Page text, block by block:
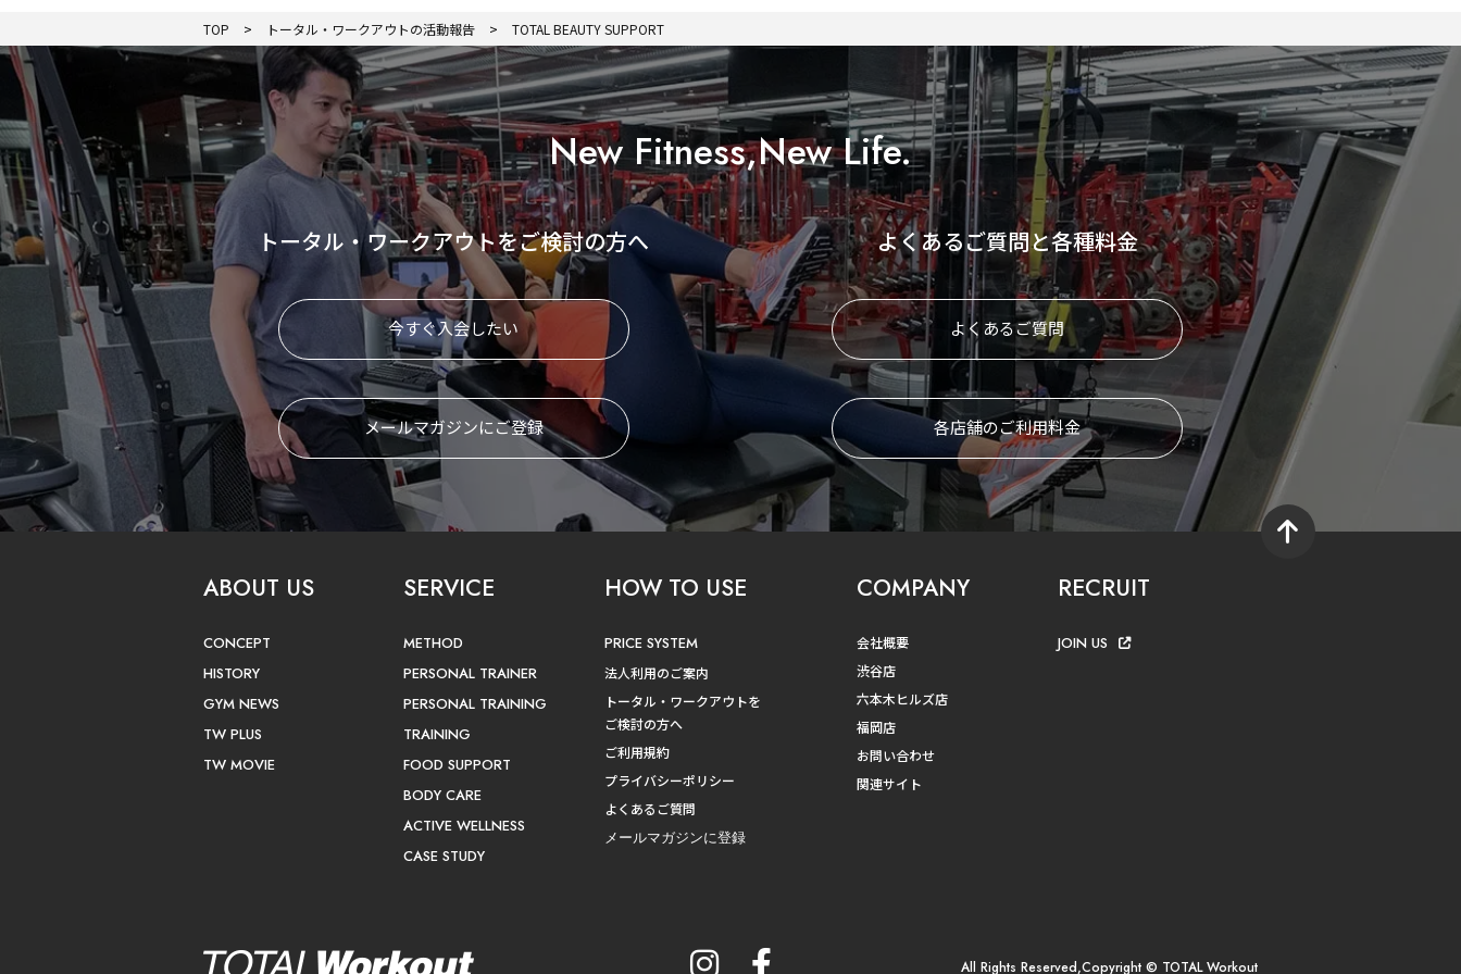
TOP トータル・ワークアウトの活動報告 TOTAL BEAUTY SUPPORT
New Fitness,New Life.
トータル・ワークアウトをご検討の方へ
今すぐ入会したい
メールマガジンにご登録
よくあるご質問と各種料金
よくあるご質問
各店舗のご利用料金
ABOUT US
CONCEPT
HISTORY
GYM NEWS
TW PLUS
TW MOVIE
SERVICE
METHOD
PERSONAL TRAINER
PERSONAL TRAINING
TRAINING
FOOD SUPPORT
BODY CARE
ACTIVE WELLNESS
CASE STUDY
HOW TO USE
PRICE SYSTEM
法人利用のご案内
トータル・ワークアウトを
ご検討の方へ
ご利用規約
プライバシーポリシー
よくあるご質問
メールマガジンに登録
COMPANY
会社概要
渋谷店
六本木ヒルズ店
福岡店
お問い合わせ
関連サイト
RECRUIT
JOIN US
All Rights Reserved,Copyright © TOTAL Workout